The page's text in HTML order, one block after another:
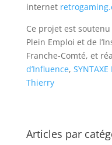
internet
Ce projet est
Plein Emploi et de
Franche-Comté, et
d’Influence, SYNTAXE
Thierry
Articles par